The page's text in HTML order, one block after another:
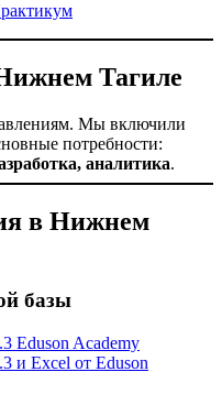
Тагиле
Мы включили
потребности:
аналитика.
в Нижнем
базы
Eduson Academy
и Excel от Eduson